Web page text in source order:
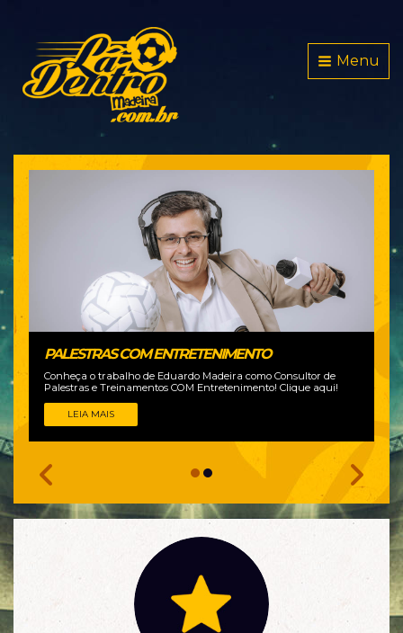
Menu
PALESTRAS COM ENTRETENIMENTO
Conheça o trabalho de Eduardo Madeira como Consultor de
Palestras e Treinamentos COM Entretenimento! Clique aqui!
LEIA MAIS
 